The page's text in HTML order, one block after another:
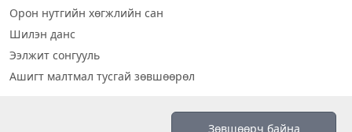
Орон нутгийн хөгжлийн сан
Шилэн данс
Ээлжит сонгууль
Ашигт малтмал тусгай зөвшөөрөл
Зөвшөөрч байна